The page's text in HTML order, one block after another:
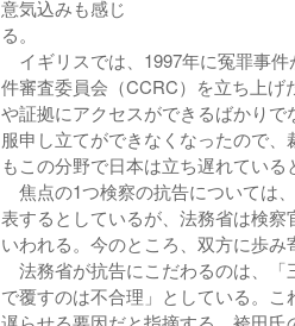
意気込みも感じ
イギリスでは、1997年に冤罪事
件審査委員会（CCRC）を立ち上
や証拠にアクセスができるばかり
服申し立てができなくなったので
もこの分野で日本は立ち遅
焦点の1つ検察の抗告については
表するとしているが、法務省は検
いわれる。今のところ、双方に
法務省が抗告にこだわるのは、「
で覆すのは不合理」としている。